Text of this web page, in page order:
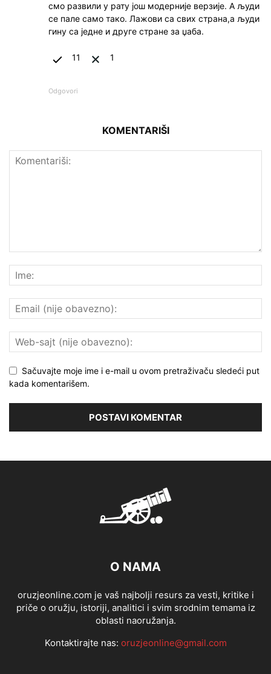
смо развили у рату још модерније верзије. А људи
се пале само тако. Лажови са свих страна,а људи
гину са једне и друге стране за џаба.
11 1
Odgovori
KOMENTARIŠI
Sačuvajte moje ime i e-mail u ovom pretraživaču sledeći put
kada komentarišem.
O NAMA
oruzjeonline.com je vaš najbolji resurs za vesti, kritike i
priče o oružju, istoriji, analitici i svim srodnim temama iz
oblasti naoružanja.
Kontaktirajte nas: oruzjeonline@gmail.com